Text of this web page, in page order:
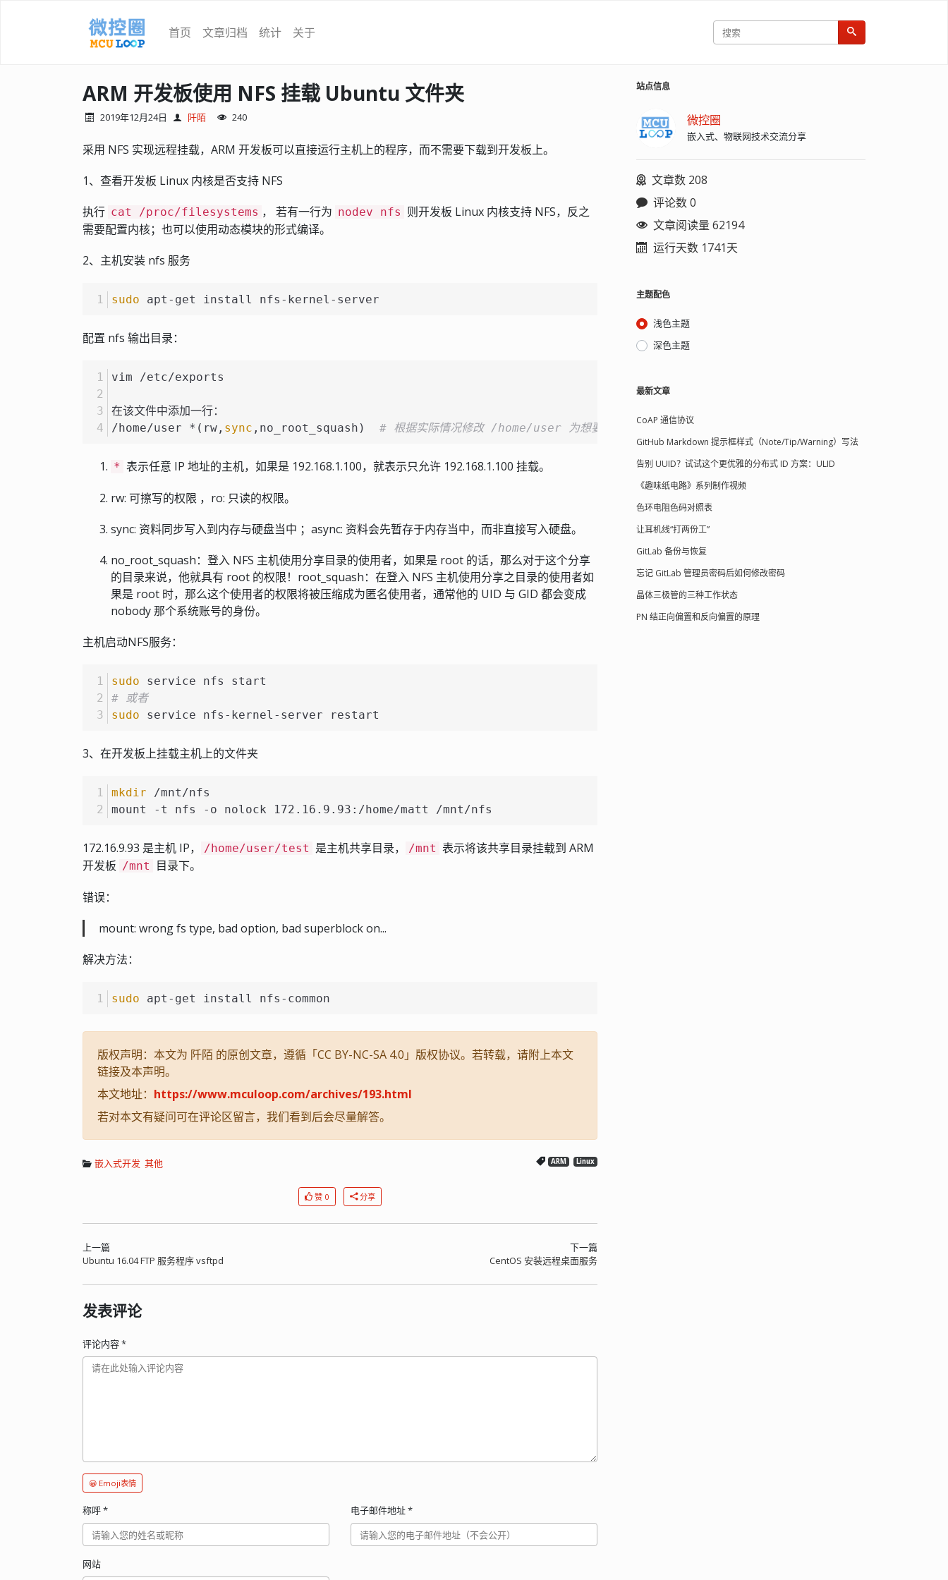
首页 文章归档 统计 关于
ARM 开发板使用 NFS 挂载 Ubuntu 文件夹
2019年12月24日 阡陌 240
采用 NFS 实现远程挂载，ARM 开发板可以直接运行主机上的程序，而不需要下载到开发板上。
1、查看开发板 Linux 内核是否支持 NFS
执行 cat /proc/filesystems ， 若有一行为 nodev nfs 则开发板 Linux 内核支持 NFS，反之
需要配置内核；也可以使用动态模块的形式编译。
2、主机安装 nfs 服务
sudo apt-get install nfs-kernel-server
配置 nfs 输出目录：
vim /etc/exports
在该文件中添加一行：
/home/user *(rw, sync ,no_root_squash) # 根据实际情况修改 /home/user 为想要的路径就行了
* 表示任意 IP 地址的主机，如果是 192.168.1.100，就表示只允许 192.168.1.100 挂载。
rw: 可擦写的权限 ，ro: 只读的权限。
sync: 资料同步写入到内存与硬盘当中 ；async: 资料会先暂存于内存当中，而非直接写入硬盘。
no_root_squash：登入 NFS 主机使用分享目录的使用者，如果是 root 的话，那么对于这个分享
的目录来说，他就具有 root 的权限！root_squash：在登入 NFS 主机使用分享之目录的使用者如
果是 root 时，那么这个使用者的权限将被压缩成为匿名使用者，通常他的 UID 与 GID 都会变成
nobody 那个系统账号的身份。
主机启动NFS服务：
sudo service nfs start
# 或者
sudo service nfs-kernel-server restart
3、在开发板上挂载主机上的文件夹
mkdir /mnt/nfs
mount -t nfs -o nolock 172.16.9.93:/home/matt /mnt/nfs
172.16.9.93 是主机 IP， /home/user/test 是主机共享目录， /mnt 表示将该共享目录挂载到 ARM
开发板 /mnt 目录下。
错误：
mount: wrong fs type, bad option, bad superblock on...
解决方法：
sudo apt-get install nfs-common
版权声明：本文为 阡陌 的原创文章，遵循「CC BY-NC-SA 4.0」版权协议。若转载，请附上本文
链接及本声明。
本文地址： https://www.mculoop.com/archives/193.html
若对本文有疑问可在评论区留言，我们看到后会尽量解答。
嵌入式开发 其他 ARM Linux
赞 0 分享
上一篇
Ubuntu 16.04 FTP 服务程序 vsftpd
下一篇
CentOS 安装远程桌面服务
发表评论
评论内容*
😀 Emoji表情
称呼* 电子邮件地址*
网站
站点信息
微控圈
嵌入式、物联网技术交流分享
文章数 208
评论数 0
文章阅读量 62194
运行天数 1741天
主题配色
浅色主题
深色主题
最新文章
CoAP 通信协议
GitHub Markdown 提示框样式（Note/Tip/Warning）写法
告别 UUID？试试这个更优雅的分布式 ID 方案：ULID
《趣味纸电路》系列制作视频
色环电阻色码对照表
让耳机线“打两份工”
GitLab 备份与恢复
忘记 GitLab 管理员密码后如何修改密码
晶体三极管的三种工作状态
PN 结正向偏置和反向偏置的原理